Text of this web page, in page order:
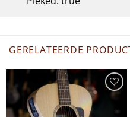
GERELATEERDE